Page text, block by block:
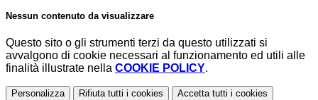
Nessun contenuto da visualizzare
Questo sito o gli strumenti terzi da questo utilizzati si
avvalgono di cookie necessari al funzionamento ed utili alle
finalità illustrate nella COOKIE POLICY.
Personalizza Rifiuta tutti i cookies Accetta tutti i cookies